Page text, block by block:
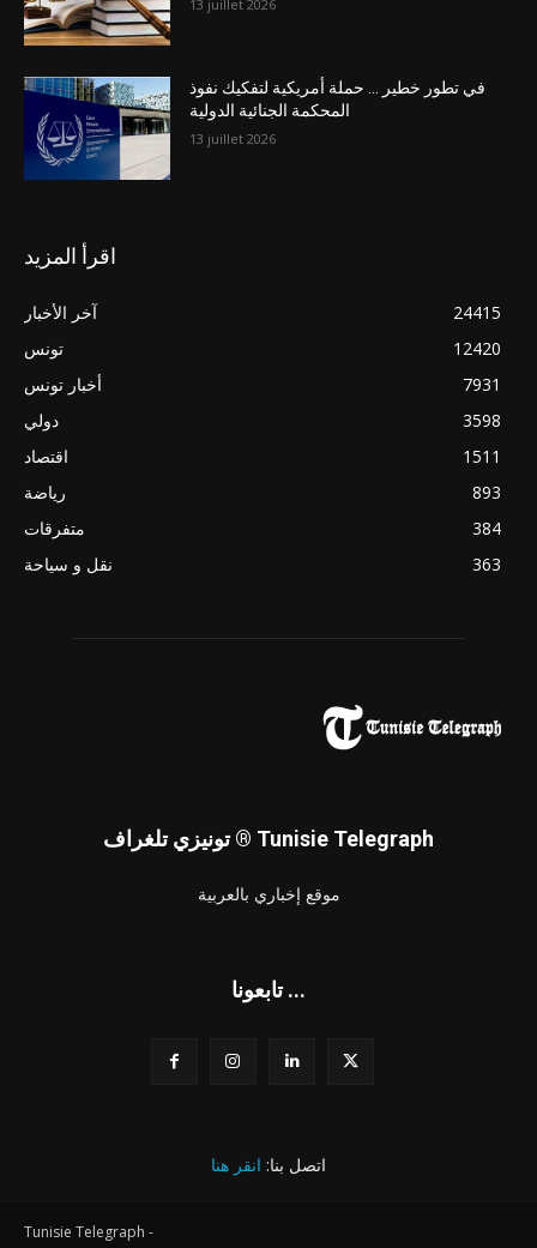
13 juillet 2026
في تطور خطير … حملة أمريكية لتفكيك نفوذ
المحكمة الجنائية الدولية
13 juillet 2026
اقرأ المزيد
آخر الأخبار
24415
تونس
12420
أخبار تونس
7931
دولي
3598
اقتصاد
1511
رياضة
893
متفرقات
384
نقل و سياحة
363
تونيزي تلغراف ® Tunisie Telegraph
موقع إخباري بالعربية
تابعونا ...
اتصل بنا: انقر هنا
Tunisie Telegraph -